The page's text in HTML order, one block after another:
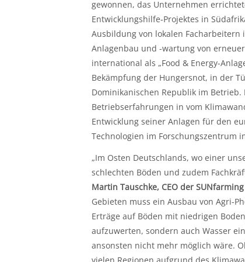
gewonnen, das Unternehmen
Entwicklungshilfe-Projektes in
Ausbildung von lokalen
Anlagenbau und -wartung von
international als „Food & Energy-
Bekämpfung der Hungersnot, in der
Dominikanischen Republik im
Betriebserfahrungen in vom
Entwicklung seiner Anlagen für den
Technologien im Forschungszentrum
„Im Osten Deutschlands, wo einer
schlechten Böden und zudem
Martin Tauschke, CEO der
Gebieten muss ein Ausbau von Agri-
Erträge auf Böden mit niedrigen
aufzuwerten, sondern auch Wasser
ansonsten nicht mehr möglich wäre.